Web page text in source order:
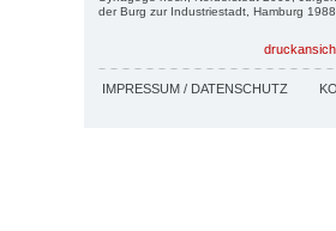
der Burg zur Industriestadt, Hamburg 1988.
IMPRESSUM / DATENSCHUTZ